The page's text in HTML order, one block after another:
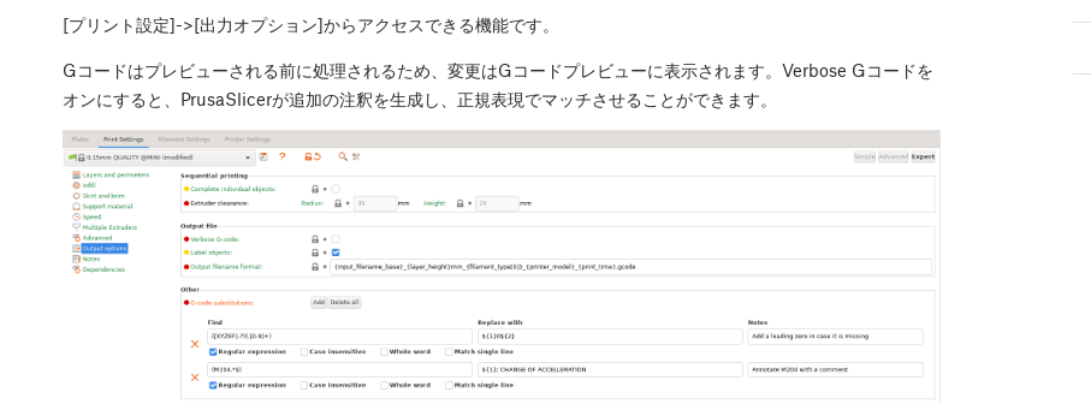
[プリント設定]->[出力オプション]からアクセスできる機能です。
Gコードはプレビューされる前に処理されるため、変更はGコードプレビューに表示されます。Verbose Gコードを
オンにすると、PrusaSlicerが追加の注釈を生成し、正規表現でマッチさせることができます。